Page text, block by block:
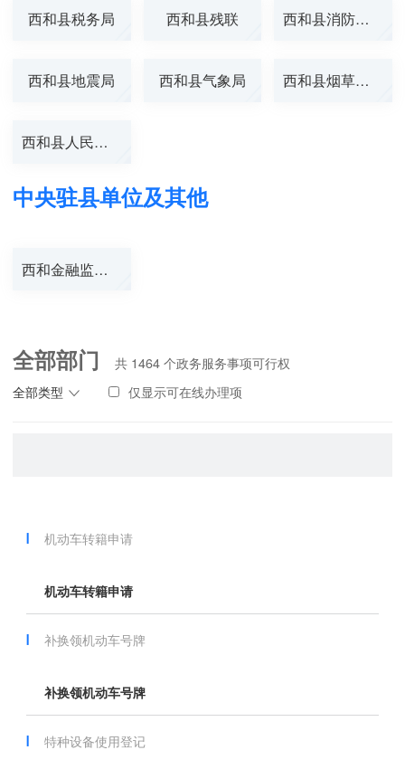
西和县税务局 西和县残联 西和县消防救援...
西和县地震局 西和县气象局 西和县烟草专卖...
西和县人民银行
中央驻县单位及其他
西和金融监管支...
全部部门
全部类型
共 1464 个政务服务事项可行权
仅显示可在线办理项
机动车转籍申请
机动车转籍申请
补换领机动车号牌
补换领机动车号牌
特种设备使用登记